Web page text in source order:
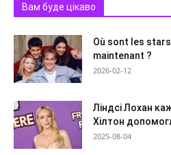
Вам буде цікаво
Où sont les stars
maintenant ?
2026-02-12
Ліндсі Лохан
Хілтон
2025-08-04